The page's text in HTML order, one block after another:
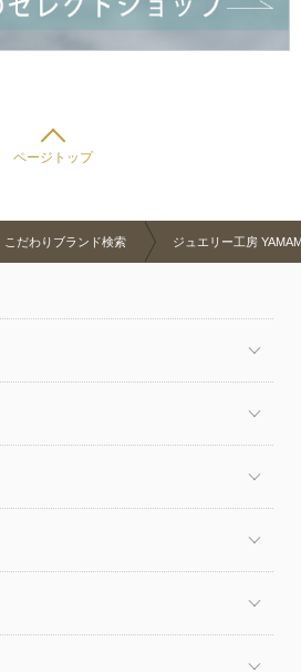
ページトップ
こだわりブランド検索 ジュエリー工房